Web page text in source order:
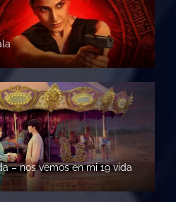
– nos vemos en mi 19 vida